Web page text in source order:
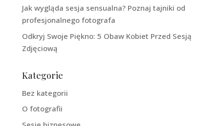
Jak wygląda sesja sensualna? Poznaj tajniki od
profesjonalnego fotografa
Odkryj Swoje Piękno: 5 Obaw Kobiet Przed Sesją
Zdjęciową
Kategorie
Bez kategorii
O fotografii